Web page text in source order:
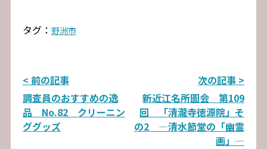
タグ： 野洲市
投
稿
ナ
< 前の記事
調査員のおすすめの逸
品 No.82 クリーニン
ググッズ
次の記事 >
新近江名所圖会 第109
回 「清瀧寺徳源院」そ
の2 ―清水節堂の「幽霊
画」―